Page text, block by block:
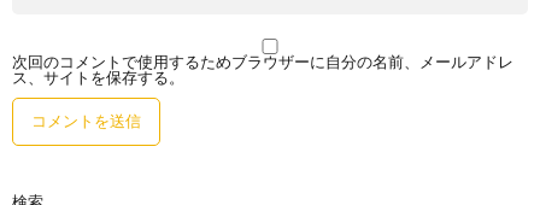
次回のコメントで使用するためブラウザーに自分の名前、メールアドレ
ス、サイトを保存する。
検索